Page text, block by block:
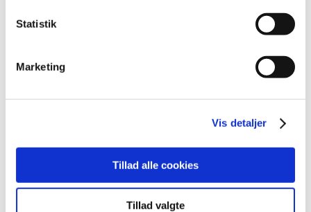
Statistik
Marketing
Vis detaljer
Tillad alle cookies
Tillad valgte
der er godkendt efter den nationale procedure, den…
markedsdialog om vedligehold og
vedligehold og videreudvikling af en række vitale
… 8